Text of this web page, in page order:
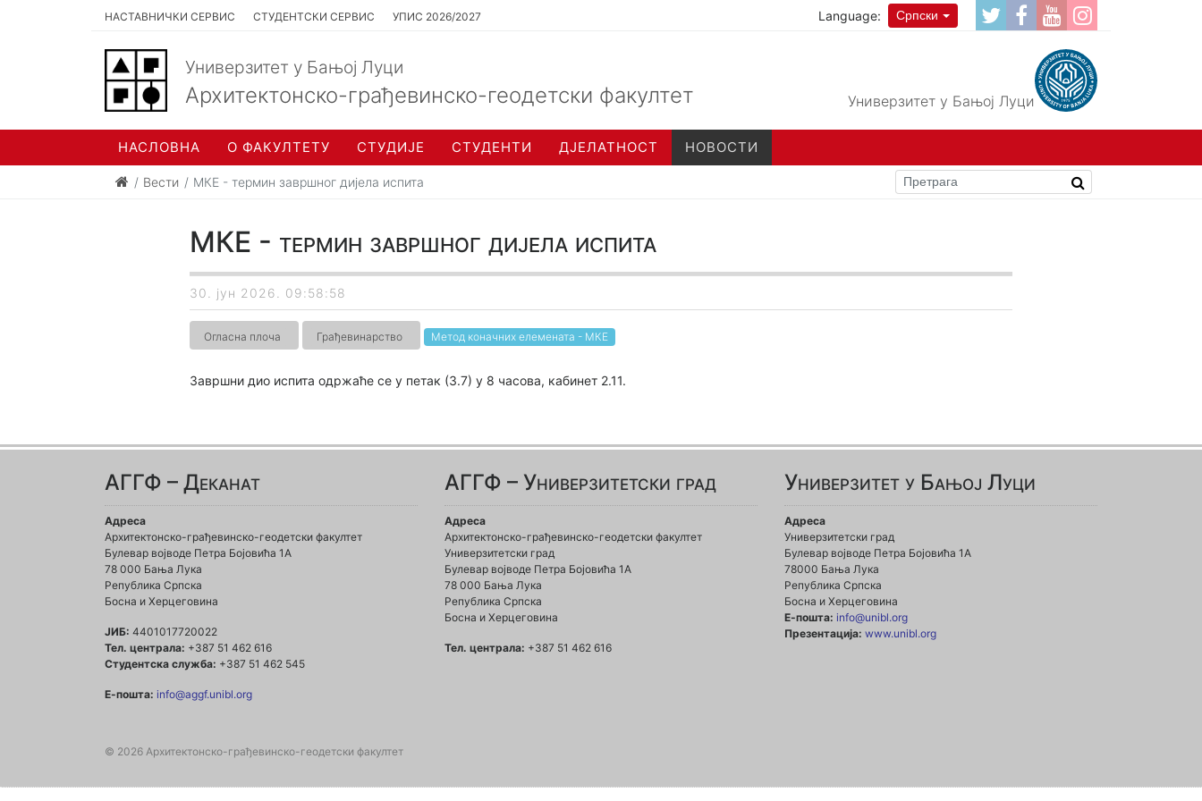
НАСТАВНИЧКИ СЕРВИС СТУДЕНТСКИ СЕРВИС УПИС 2026/2027 Language: Српски
Универзитет у Бањој Луци
Архитектонско-грађевинско-геодетски факултет Универзитет у Бањој Луци
НАСЛОВНА О ФАКУЛТЕТУ СТУДИЈЕ СТУДЕНТИ ДЈЕЛАТНОСТ НОВОСТИ
Вести МКЕ - термин завршног дијела испита
МКЕ - термин завршног дијела испита
30. јун 2026. 09:58:58
Огласна плоча Грађевинарство Метод коначних елемената - МКЕ
Завршни дио испита одржаће се у петак (3.7) у 8 часова, кабинет 2.11.
АГГФ – Деканат
Адреса
Архитектонско-грађевинско-геодетски факултет
Булевар војводе Петра Бојовића 1A
78 000 Бања Лука
Република Српска
Босна и Херцеговина
ЈИБ: 4401017720022
Тел. централа: +387 51 462 616
Студентска служба: +387 51 462 545
Е-пошта: info@aggf.unibl.org
АГГФ – Универзитетски град
Адреса
Архитектонско-грађевинско-геодетски факултет
Универзитетски град
Булевар војводе Петра Бојовића 1A
78 000 Бања Лука
Република Српска
Босна и Херцеговина
Тел. централа: +387 51 462 616
Универзитет у Бањој Луци
Адреса
Универзитетски град
Булевар војводе Петра Бојовића 1А
78000 Бања Лука
Република Српска
Босна и Херцеговина
Е-пошта: info@unibl.org
Презентација: www.unibl.org
© 2026 Архитектонско-грађевинско-геодетски факултет